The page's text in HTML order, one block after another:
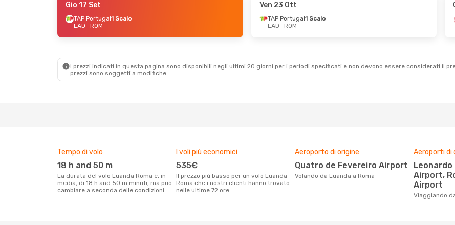
- Mer 7 Ott
1 Scalo
Gio 17 Set
TAP Portugal1 Scalo
LAD- ROM
Ven 23 Ott
TAP Portugal1 Scalo
LAD- ROM
I prezzi indicati in questa pagina sono disponibili negli ultimi 20 giorni per i periodi specificati e non devono essere considerati il
prezzi sono soggetti a modifiche.
Tempo di volo
18 h and 50 m
La durata del volo Luanda Roma è, in
media, di 18 h and 50 m minuti, ma può
cambiare a seconda delle condizioni.
I voli più economici
535€
Il prezzo più basso per un volo Luanda
Roma che i nostri clienti hanno trovato
nelle ultime 72 ore
Aeroporto di origine
Quatro de Fevereiro Airport
Volando da Luanda a Roma
Aeroporti di
Leonardo da Vinci-Fiumicino
Airport,
Airport
Viaggiando